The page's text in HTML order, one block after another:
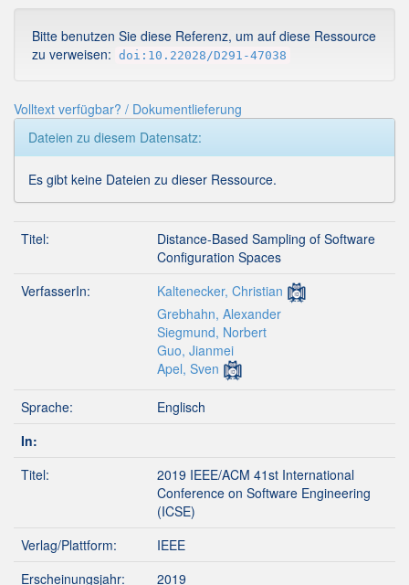
Bitte benutzen Sie diese Referenz, um auf diese Ressource
zu verweisen: doi:10.22028/D291-47038
Volltext verfügbar? / Dokumentlieferung
Dateien zu diesem Datensatz:
Es gibt keine Dateien zu dieser Ressource.
Titel:
Distance-Based Sampling of Software
Configuration Spaces
VerfasserIn:
Kaltenecker, Christian
Grebhahn, Alexander
Siegmund, Norbert
Guo, Jianmei
Apel, Sven
Sprache:
Englisch
In:
Titel:
2019 IEEE/ACM 41st International
Conference on Software Engineering
(ICSE)
Verlag/Plattform:
IEEE
Erscheinungsjahr:
2019